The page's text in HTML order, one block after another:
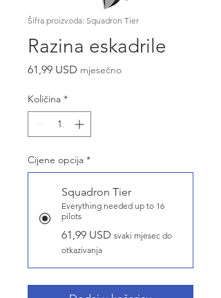
Šifra proizvoda: Squadron Tier
Razina eskadrile
61,99 USD Cijena
mjesečno
Količina *
Cijene opcija *
Squadron Tier
Everything needed up to 16
pilots
61,99 USD svaki mjesec do
otkazivanja